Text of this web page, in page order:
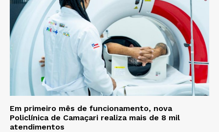
Em primeiro mês de funcionamento, nova
Policlínica de Camaçari realiza mais de 8 mil
atendimentos